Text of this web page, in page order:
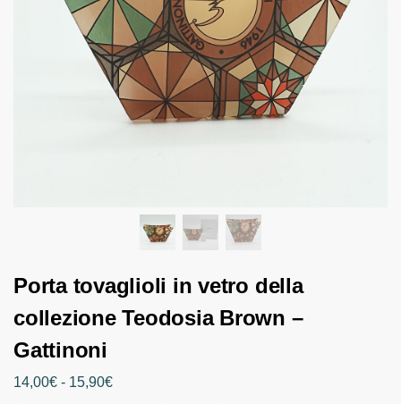
Porta tovaglioli in vetro della
collezione Teodosia Brown –
Gattinoni
14,00€ - 15,90€